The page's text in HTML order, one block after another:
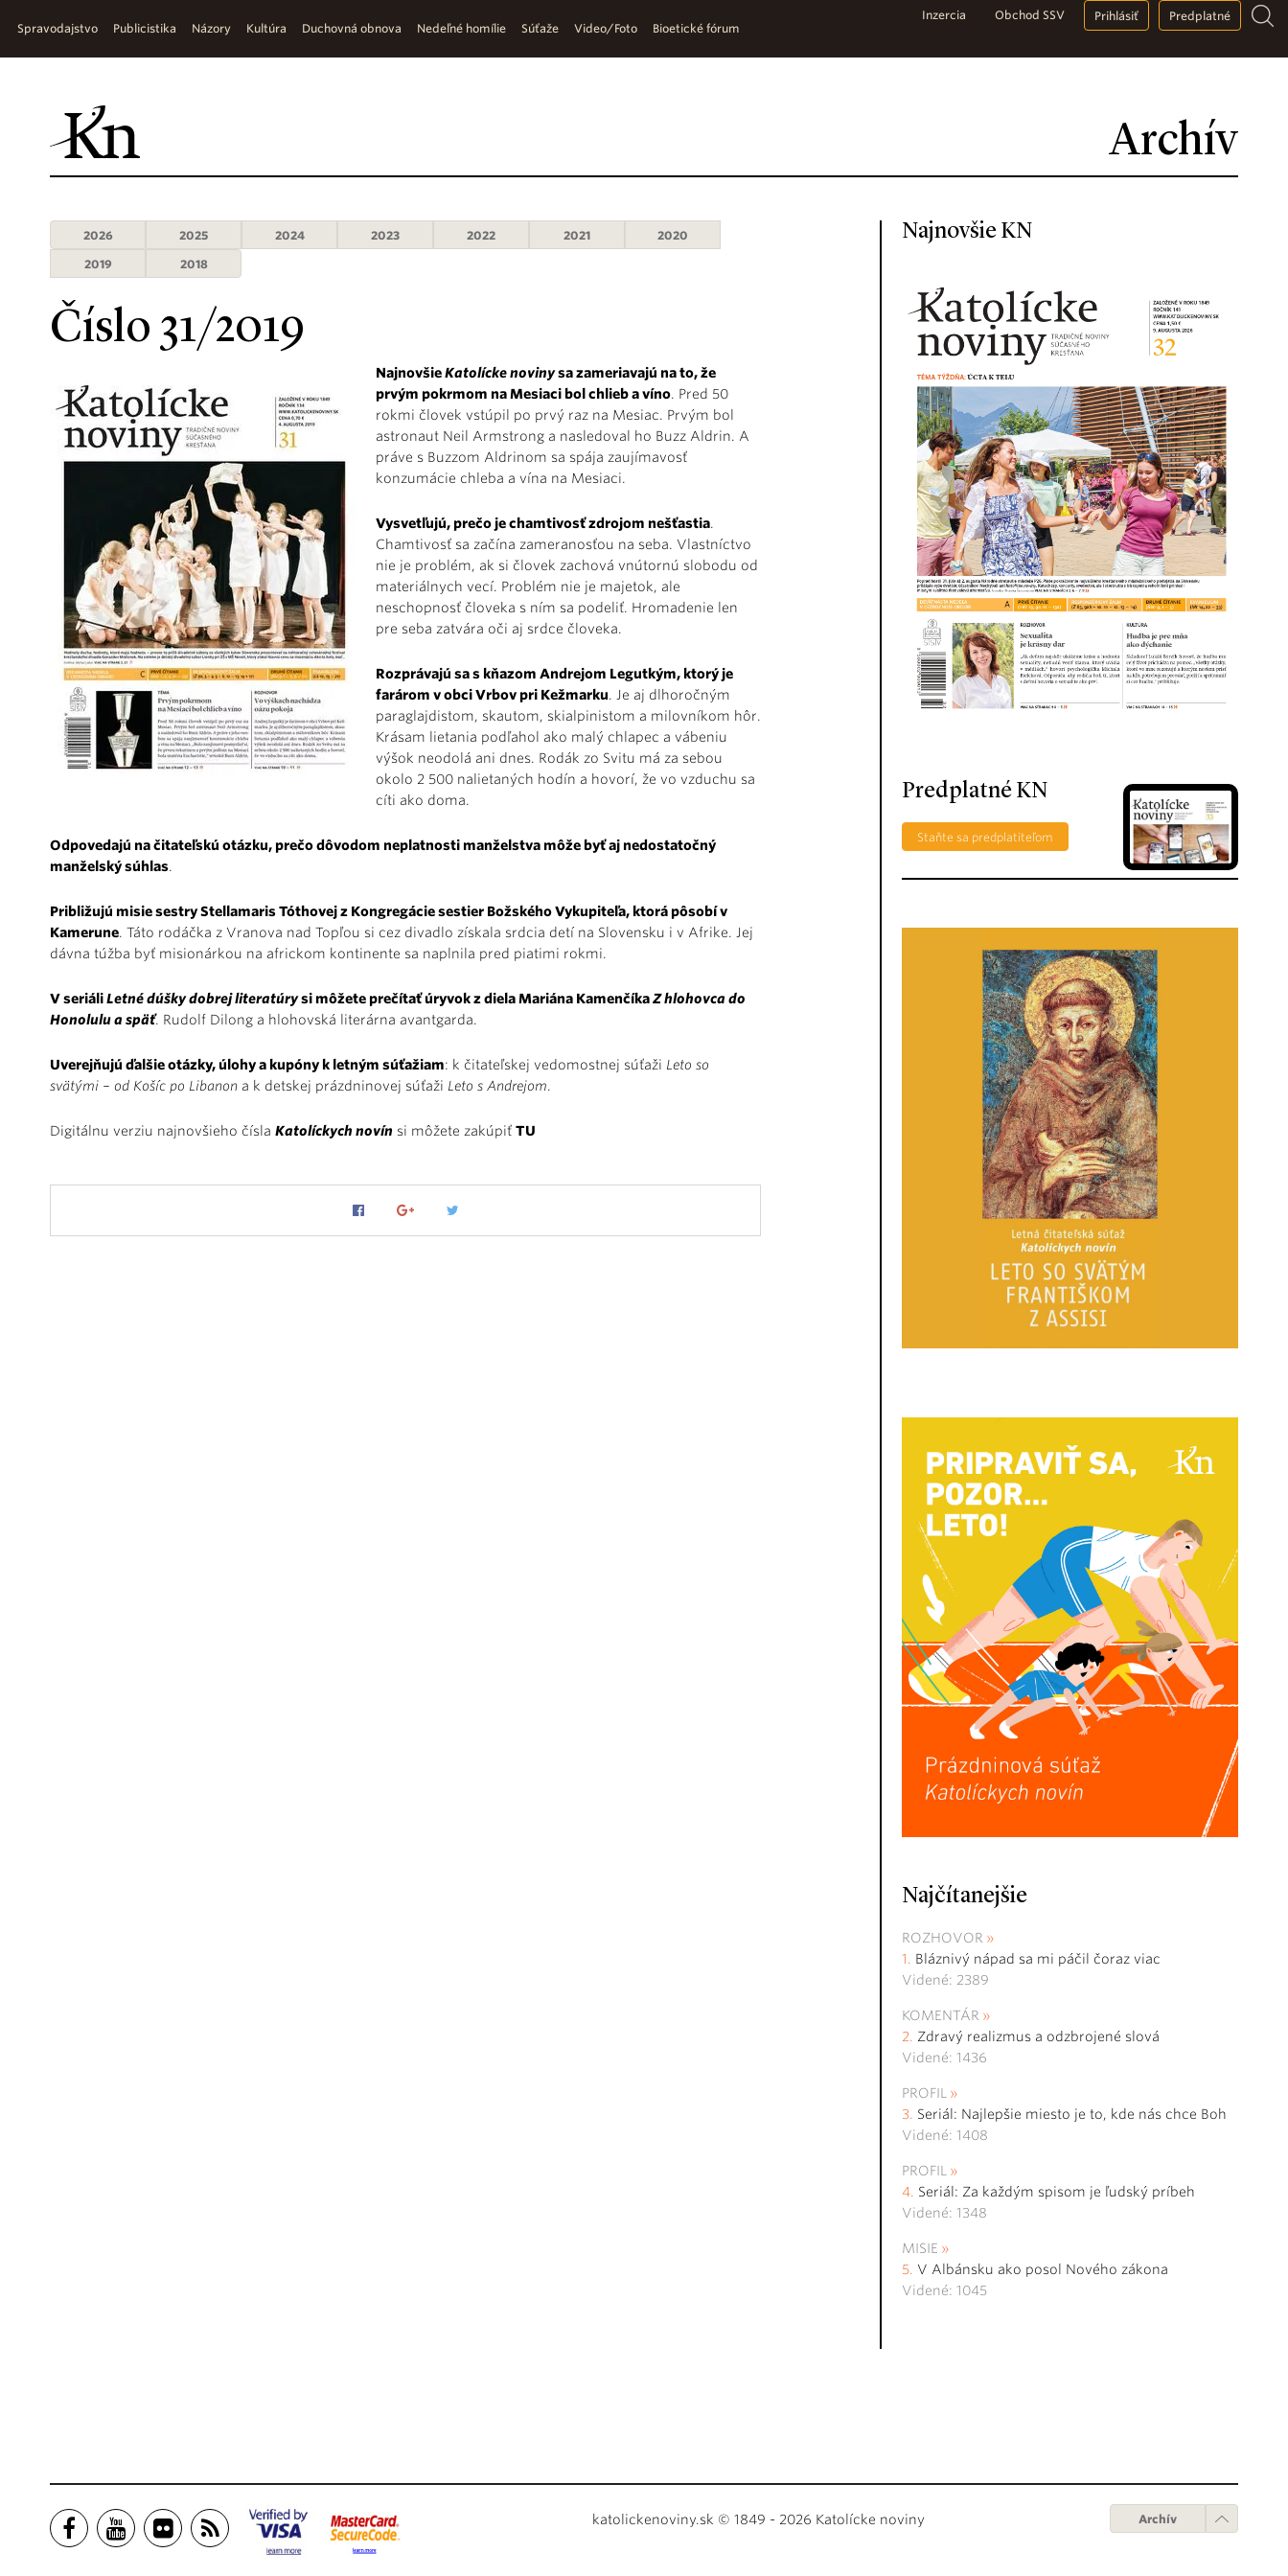
Archív
Spravodajstvo Publicistika Názory Kultúra Duchovná obnova Nedeľné homílie Súťaže Video/Foto Bioetické fórum
Inzercia Obchod SSV Prihlásiť Predplatné
2026 2025 2024 2023 2022 2021
2020
2019
2018
Číslo 31/2019
NajnovšieKatolícke novinysa zameriavajú na to, že
prvým pokrmom na Mesiaci bol chlieb a víno. Pred 50
rokmi človek vstúpil po prvý raz na Mesiac. Prvým bol
astronaut Neil Armstrong a nasledoval ho Buzz Aldrin. A
práve s Buzzom Aldrinom sa spája zaujímavosť
konzumácie chleba a vína na Mesiaci.
Vysvetľujú, prečo je chamtivosť zdrojom nešťastia.
Chamtivosť sa začína zameranosťou na seba. Vlastníctvo
nie je problém, ak si človek zachová vnútornú slobodu od
materiálnych vecí. Problém nie je majetok, ale
neschopnosť človeka s ním sa podeliť. Hromadenie len
pre seba zatvára oči aj srdce človeka.
Rozprávajú sa s kňazom Andrejom Legutkým, ktorý je
farárom v obci Vrbov pri Kežmarku. Je aj dlhoročným
paraglajdistom, skautom, skialpinistom a milovníkom hôr.
Krásam lietania podľahol ako malý chlapec a vábeniu
výšok neodolá ani dnes. Rodák zo Svitu má za sebou
okolo 2 500 nalietaných hodín a hovorí, že vo vzduchu sa
cíti ako doma.
Odpovedajú na čitateľskú otázku, prečo dôvodom neplatnosti manželstva môže byť aj nedostatočný
manželský súhlas.
Približujú misie sestry Stellamaris Tóthovej z Kongregácie sestier Božského Vykupiteľa, ktorá pôsobí v
Kamerune. Táto rodáčka z Vranova nad Topľou si cez divadlo získala srdcia detí na Slovensku i v Afrike. Jej
dávna túžba byť misionárkou na africkom kontinente sa naplnila pred piatimi rokmi.
V seriáliLetné dúšky dobrej literatúrysi môžete prečítať úryvok z diela Mariána KamenčíkaZ hlohovca do
Honolulu a späť. Rudolf Dilong a hlohovská literárna avantgarda.
Uverejňujú ďalšie otázky, úlohy a kupóny k letným súťažiam: k čitateľskej vedomostnej súťaži Leto so
svätými – od Košíc po Libanon a k detskej prázdninovej súťaži Leto s Andrejom.
Digitálnu verziu najnovšieho čísla Katolíckych novín si môžete zakúpiť TU
Najnovšie KN
Predplatné KN
Staňte sa predplatiteľom
Najčítanejšie
ROZHOVOR
Bláznivý nápad sa mi páčil čoraz viac
Videné: 2389
KOMENTÁR
Zdravý realizmus a odzbrojené slová
Videné: 1436
PROFIL
Seriál: Najlepšie miesto je to, kde nás chce Boh
Videné: 1408
PROFIL
Seriál: Za každým spisom je ľudský príbeh
Videné: 1348
MISIE
V Albánsku ako posol Nového zákona
Videné: 1045
katolickenoviny.sk © 1849 - 2026 Katolícke noviny Archív